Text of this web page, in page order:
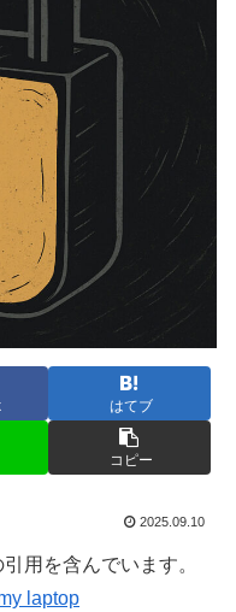
はてブ
コピー
2025.09.10
用を含んでいます。
laptop